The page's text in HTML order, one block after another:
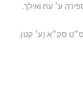
ס״ט סק״א (ע׳ קט).